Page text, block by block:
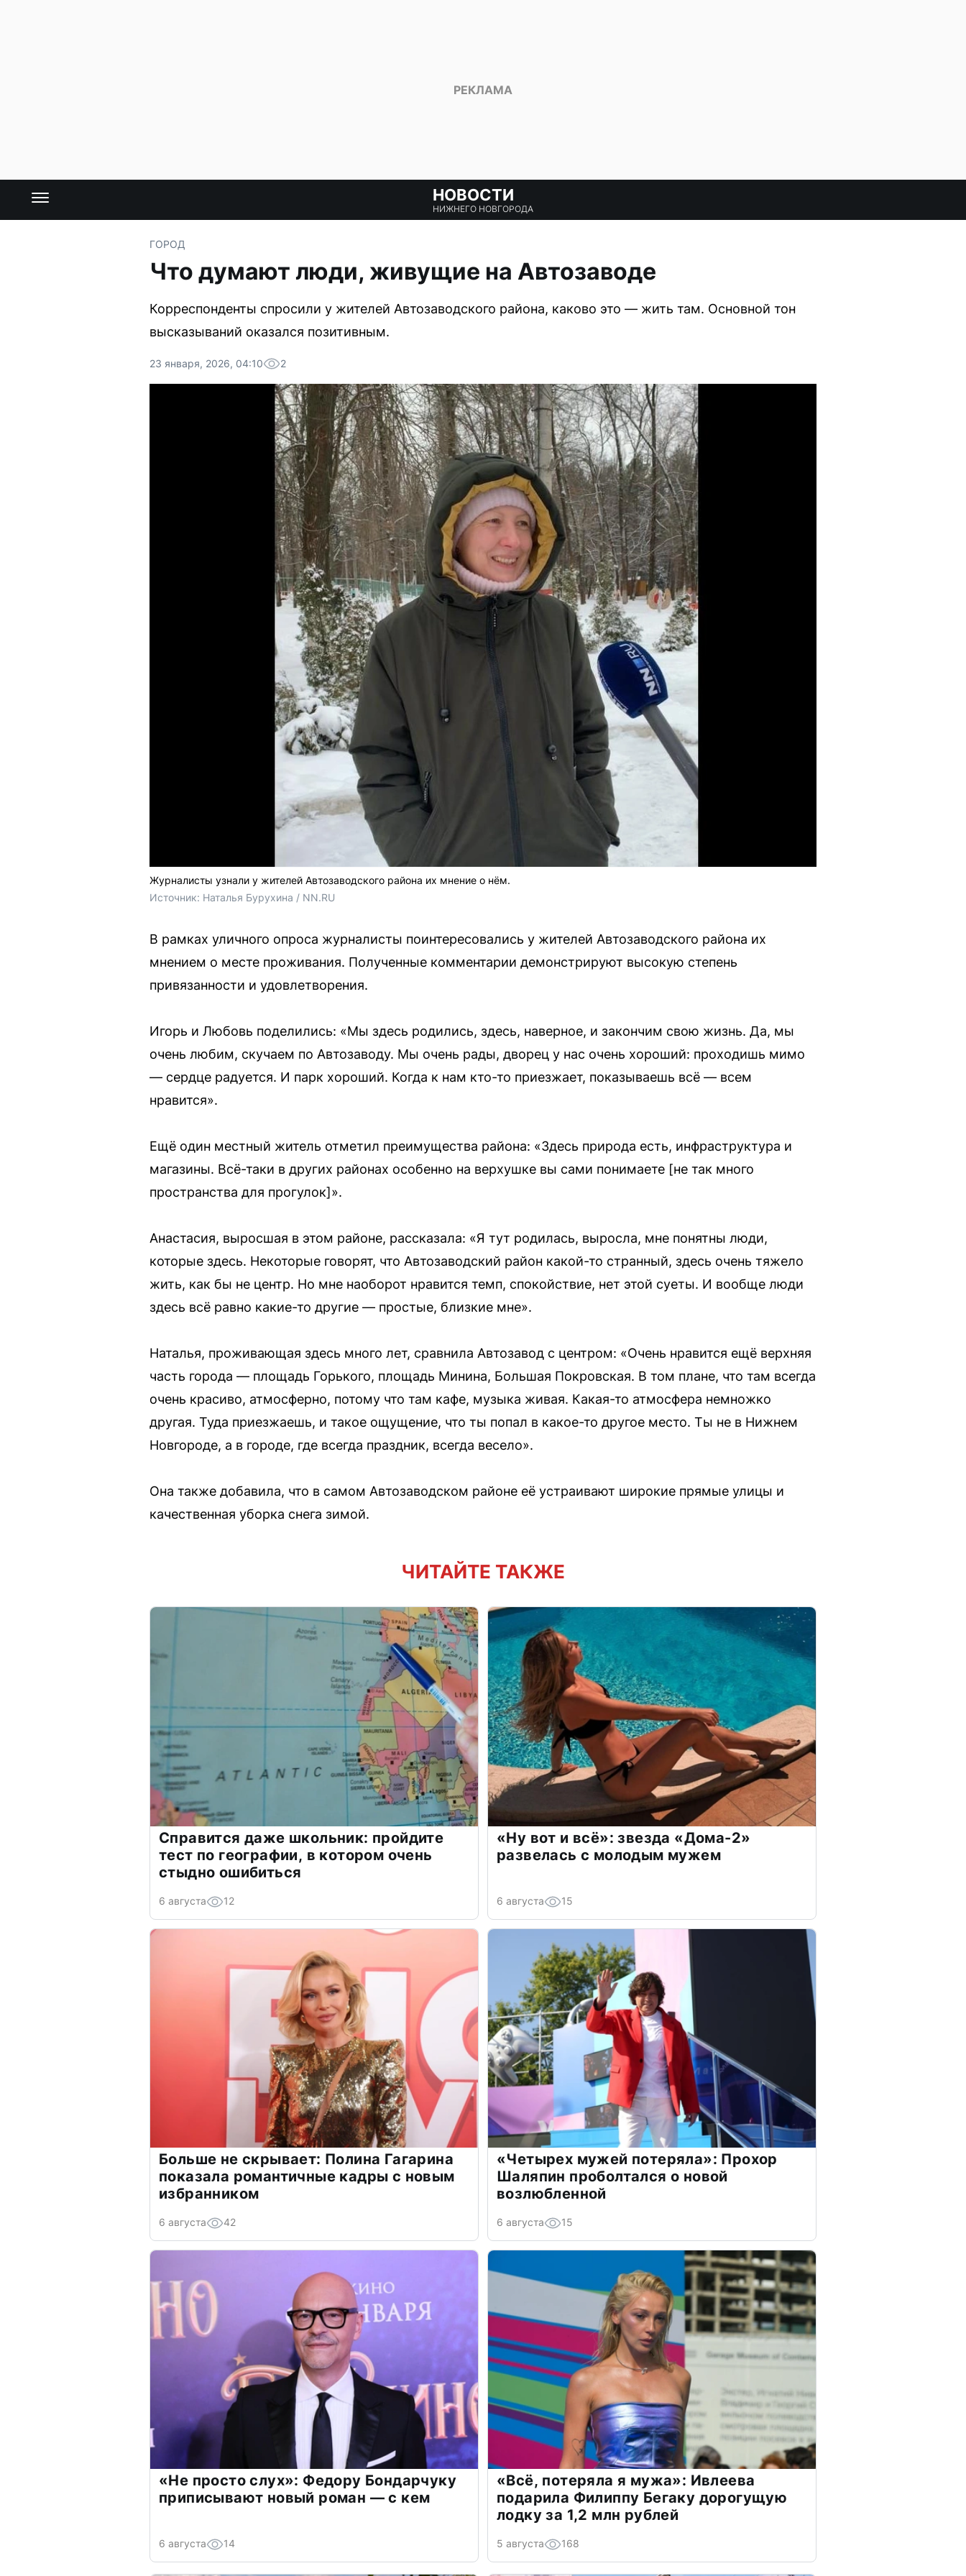
НОВОСТИ
НИЖНЕГО НОВГОРОДА
ГОРОД
Что думают люди, живущие на Автозаводе
Корреспонденты спросили у жителей Автозаводского района, каково это — жить там. Основной тон
высказываний оказался позитивным.
23 января, 2026, 04:10 2
Журналисты узнали у жителей Автозаводского района их мнение о нём.
Источник: Наталья Бурухина / NN.RU
В рамках уличного опроса журналисты поинтересовались у жителей Автозаводского района их
мнением о месте проживания. Полученные комментарии демонстрируют высокую степень
привязанности и удовлетворения.
Игорь и Любовь поделились: «Мы здесь родились, здесь, наверное, и закончим свою жизнь. Да, мы
очень любим, скучаем по Автозаводу. Мы очень рады, дворец у нас очень хороший: проходишь мимо
— сердце радуется. И парк хороший. Когда к нам кто-то приезжает, показываешь всё — всем
нравится».
Ещё один местный житель отметил преимущества района: «Здесь природа есть, инфраструктура и
магазины. Всё-таки в других районах особенно на верхушке вы сами понимаете [не так много
пространства для прогулок]».
Анастасия, выросшая в этом районе, рассказала: «Я тут родилась, выросла, мне понятны люди,
которые здесь. Некоторые говорят, что Автозаводский район какой-то странный, здесь очень тяжело
жить, как бы не центр. Но мне наоборот нравится темп, спокойствие, нет этой суеты. И вообще люди
здесь всё равно какие-то другие — простые, близкие мне».
Наталья, проживающая здесь много лет, сравнила Автозавод с центром: «Очень нравится ещё верхняя
часть города — площадь Горького, площадь Минина, Большая Покровская. В том плане, что там всегда
очень красиво, атмосферно, потому что там кафе, музыка живая. Какая-то атмосфера немножко
другая. Туда приезжаешь, и такое ощущение, что ты попал в какое-то другое место. Ты не в Нижнем
Новгороде, а в городе, где всегда праздник, всегда весело».
Она также добавила, что в самом Автозаводском районе её устраивают широкие прямые улицы и
качественная уборка снега зимой.
ЧИТАЙТЕ ТАКЖЕ
Справится даже школьник: пройдите
тест по географии, в котором очень
стыдно ошибиться
6 августа 12
«Ну вот и всё»: звезда «Дома-2»
развелась с молодым мужем
6 августа 15
Больше не скрывает: Полина Гагарина
показала романтичные кадры с новым
избранником
6 августа 42
«Четырех мужей потеряла»: Прохор
Шаляпин проболтался о новой
возлюбленной
6 августа 15
«Не просто слух»: Федору Бондарчуку
приписывают новый роман — с кем
6 августа 14
«Всё, потеряла я мужа»: Ивлеева
подарила Филиппу Бегаку дорогущую
лодку за 1,2 млн рублей
5 августа 168